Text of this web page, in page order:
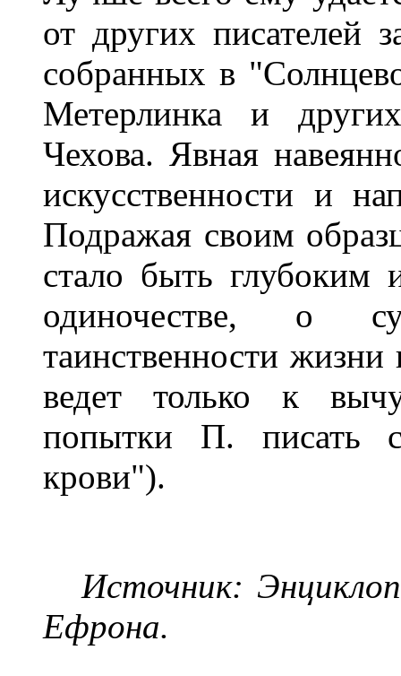
от других писателей
собранных в
Метерлинка и
Чехова. Явная
искусственности и
Подражая своим
стало быть глубоким
одиночестве, о
таинственности
ведет только к
попытки П. писать
крови").
Источник:
Ефрона.